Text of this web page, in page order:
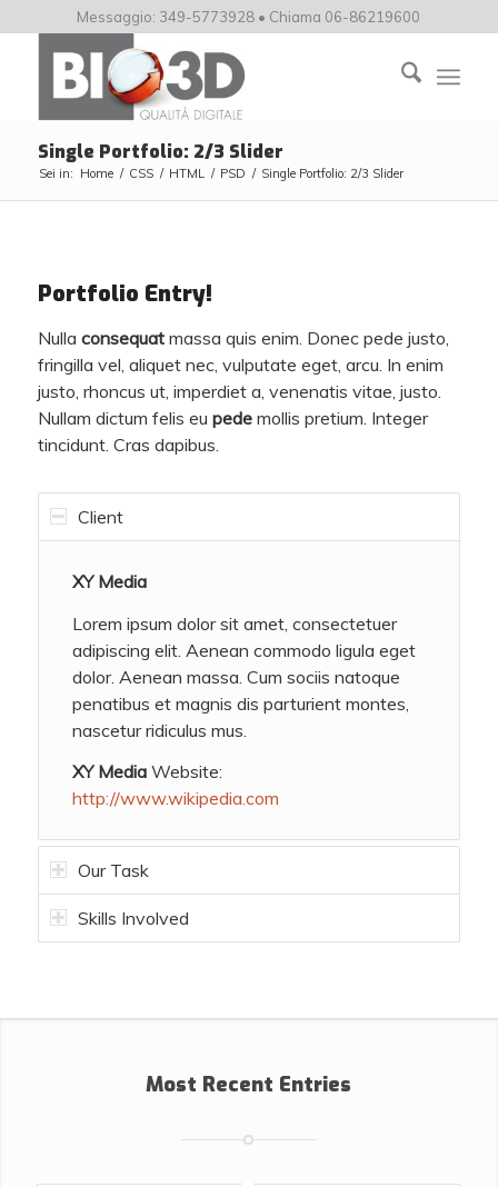
Messaggio: 349-5773928 • Chiama 06-86219600
Single Portfolio: 2/3 Slider
Sei in: Home / CSS / HTML / PSD / Single Portfolio: 2/3 Slider
Portfolio Entry!
Nulla consequatmassa quis enim. Donec pede justo,
fringilla vel, aliquet nec, vulputate eget, arcu. In enim
justo, rhoncus ut, imperdiet a, venenatis vitae, justo.
Nullam dictum felis eu pedemollis pretium. Integer
tincidunt. Cras dapibus.
Client
XY Media
Lorem ipsum dolor sit amet, consectetuer
adipiscing elit. Aenean commodo ligula eget
dolor. Aenean massa. Cum sociis natoque
penatibus et magnis dis parturient montes,
nascetur ridiculus mus.
XY MediaWebsite:
http://www.wikipedia.com
Our Task
Skills Involved
Most Recent Entries